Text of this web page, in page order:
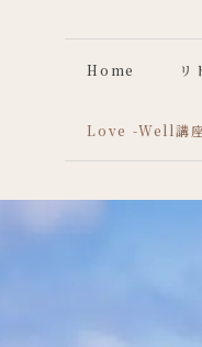
Home リ
Love -Well講